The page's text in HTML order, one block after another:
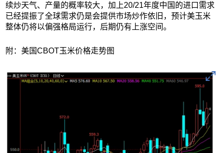
续炒天气、产量的概率较大，加上20/21年度中国的进口需求
已经提振了全球需求仍是会提供市场炒作依旧，预计美玉米
整体仍将以偏强格局运行，后期仍有上涨空间。
附：美国CBOT玉米价格走势图